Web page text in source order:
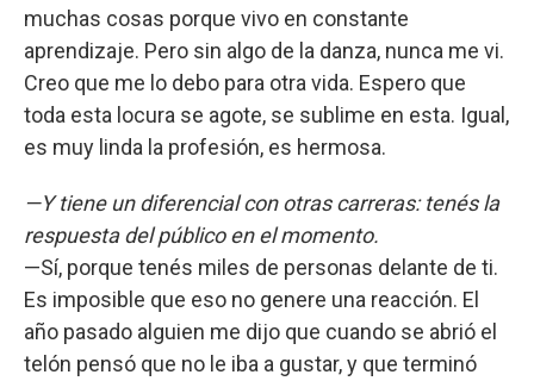
muchas cosas porque vivo en constante
aprendizaje. Pero sin algo de la danza, nunca me vi.
Creo que me lo debo para otra vida. Espero que
toda esta locura se agote, se sublime en esta. Igual,
es muy linda la profesión, es hermosa.
—Y tiene un diferencial con otras carreras: tenés la
respuesta del público en el momento.
—Sí, porque tenés miles de personas delante de ti.
Es imposible que eso no genere una reacción. El
año pasado alguien me dijo que cuando se abrió el
telón pensó que no le iba a gustar, y que terminó